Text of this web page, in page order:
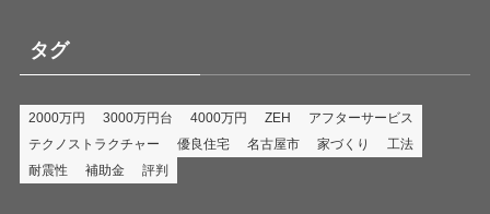
タグ
2000万円 3000万円台 4000万円 ZEH
アフターサービス
テクノストラクチャー
優良住宅 名古屋市 家づくり
工法
耐震性
補助金 評判